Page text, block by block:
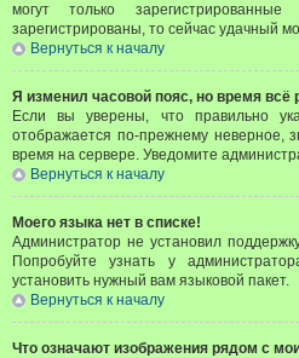
могут только
зарегистрированы, то сейчас удачный
Вернуться к началу
Я изменил часовой пояс, но время всё
Если вы уверены, что правильно
отображается по-прежнему неверное,
время на сервере. Уведомите
Вернуться к началу
Моего языка нет в списке!
Администратор не установил
Попробуйте узнать у
установить нужный вам языковой пакет.
Вернуться к началу
Что означают изображения рядом с